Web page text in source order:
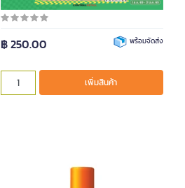
รหัสสินค้า 6003920
฿ 250.00 พร้อมจัดส่ง
เพิ่มสินค้า